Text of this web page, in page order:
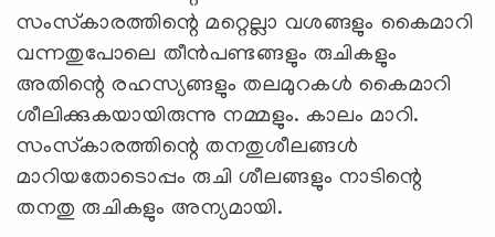
സംസ്‌കാരത്തിന്റെ മറ്റെല്ലാ വശങ്ങളും കൈമാറി
വന്നതുപോലെ തീന്‍പണ്ടങ്ങളും രുചികളും
അതിന്റെ രഹസ്യങ്ങളും തലമുറകള്‍ കൈമാറി
ശീലിക്കുകയായിരുന്നു നമ്മളും. കാലം മാറി.
സംസ്‌കാരത്തിന്റെ തനതുശീലങ്ങള്‍
മാറിയതോടൊപ്പം രുചി ശീലങ്ങളും നാടിന്റെ
തനതു രുചികളും അന്യമായി.